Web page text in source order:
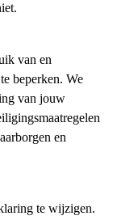
van en
beperken. We
van jouw
en
te wijzigen.